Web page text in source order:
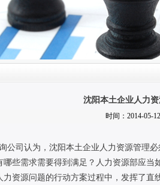
沈阳本土企业人力
时间：2014-05-
公司认为，沈阳本土企业人力资源管理
哪些需求需要得到满足？人力资源部应
力资源问题的行动方案过程中，发挥了